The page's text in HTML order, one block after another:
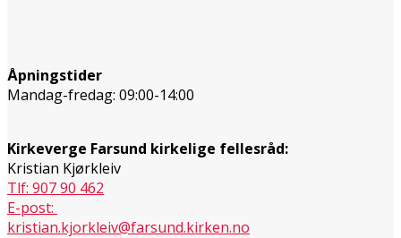
Åpningstider
Mandag-fredag: 09:00-14:00
Kirkeverge Farsund kirkelige fellesråd:
Kristian Kjørkleiv
Tlf: 907 90 462
E-post:
kristian.kjorkleiv@farsund.kirken.no